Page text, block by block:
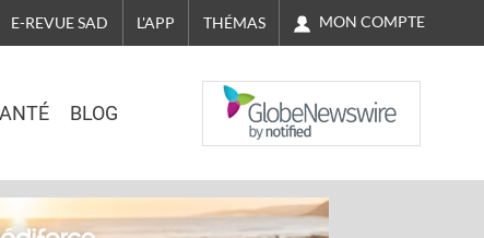
E-REVUE SAD L'APP THÉMAS MON COMPTE
BLOG
NASDAQ